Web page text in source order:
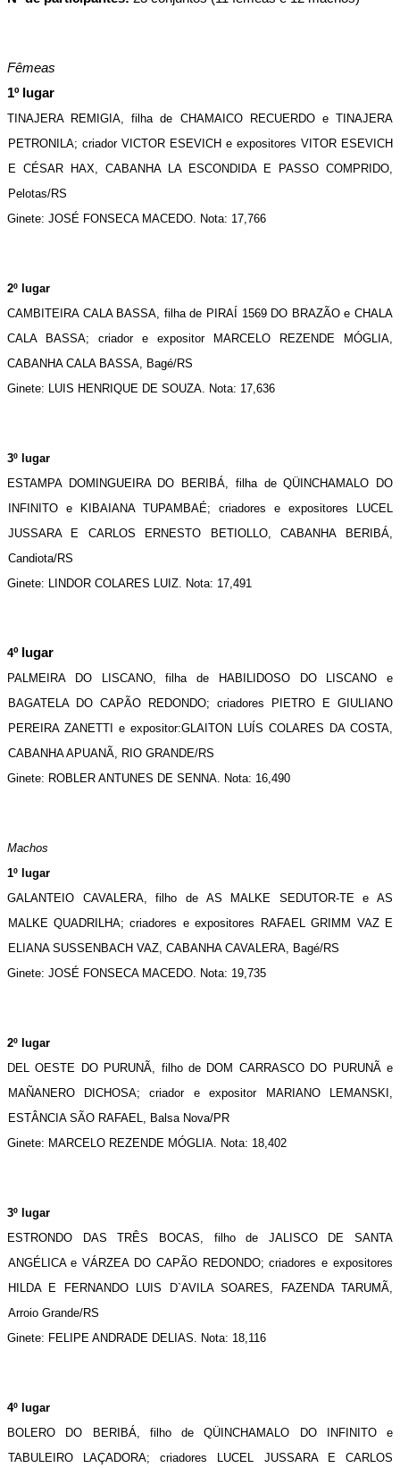
Fêmeas
1º lugar
TINAJERA REMIGIA, filha de CHAMAICO RECUERDO e TINAJERA
PETRONILA; criador VICTOR ESEVICH e expositores VITOR ESEVICH
E CÉSAR HAX, CABANHA LA ESCONDIDA E PASSO COMPRIDO,
Pelotas/RS
Ginete: JOSÉ FONSECA MACEDO. Nota: 17,766
2º lugar
CAMBITEIRA CALA BASSA, filha de PIRAÍ 1569 DO BRAZÃO e CHALA
CALA BASSA; criador e expositor MARCELO REZENDE MÓGLIA,
CABANHA CALA BASSA, Bagé/RS
Ginete: LUIS HENRIQUE DE SOUZA. Nota: 17,636
3º lugar
ESTAMPA DOMINGUEIRA DO BERIBÁ, filha de QÜINCHAMALO DO
INFINITO e KIBAIANA TUPAMBAÉ; criadores e expositores LUCEL
JUSSARA E CARLOS ERNESTO BETIOLLO, CABANHA BERIBÁ,
Candiota/RS
Ginete: LINDOR COLARES LUIZ. Nota: 17,491
4º lugar
PALMEIRA DO LISCANO, filha de HABILIDOSO DO LISCANO e
BAGATELA DO CAPÃO REDONDO; criadores PIETRO E GIULIANO
PEREIRA ZANETTI e expositor:GLAITON LUÍS COLARES DA COSTA,
CABANHA APUANÃ, RIO GRANDE/RS
Ginete: ROBLER ANTUNES DE SENNA. Nota: 16,490
Machos
1º lugar
GALANTEIO CAVALERA, filho de AS MALKE SEDUTOR-TE e AS
MALKE QUADRILHA; criadores e expositores RAFAEL GRIMM VAZ E
ELIANA SUSSENBACH VAZ, CABANHA CAVALERA, Bagé/RS
Ginete: JOSÉ FONSECA MACEDO. Nota: 19,735
2º lugar
DEL OESTE DO PURUNÃ, filho de DOM CARRASCO DO PURUNÃ e
MAÑANERO DICHOSA; criador e expositor MARIANO LEMANSKI,
ESTÂNCIA SÃO RAFAEL, Balsa Nova/PR
Ginete: MARCELO REZENDE MÓGLIA. Nota: 18,402
3º lugar
ESTRONDO DAS TRÊS BOCAS, filho de JALISCO DE SANTA
ANGÉLICA e VÁRZEA DO CAPÃO REDONDO; criadores e expositores
HILDA E FERNANDO LUIS D`AVILA SOARES, FAZENDA TARUMÃ,
Arroio Grande/RS
Ginete: FELIPE ANDRADE DELIAS. Nota: 18,116
4º lugar
BOLERO DO BERIBÁ, filho de QÜINCHAMALO DO INFINITO e
TABULEIRO LAÇADORA; criadores LUCEL JUSSARA E CARLOS